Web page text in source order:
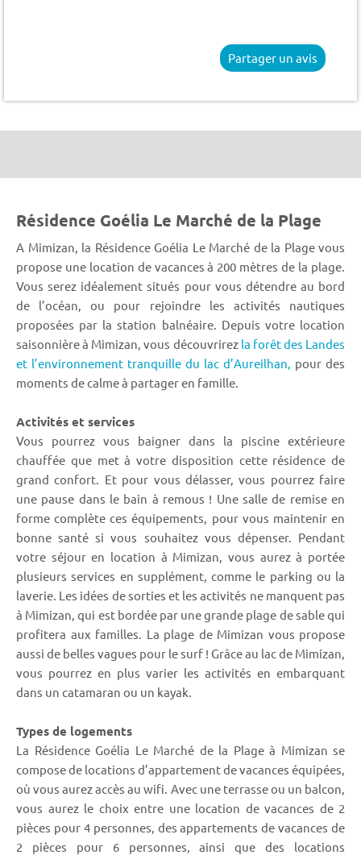
Partager un avis
Résidence Goélia Le Marché de la Plage
A Mimizan, la Résidence Goélia Le Marché de la Plage vous
propose une location de vacances à 200 mètres de la plage.
Vous serez idéalement situés pour vous détendre au bord
de l’océan, ou pour rejoindre les activités nautiques
proposées par la station balnéaire. Depuis votre location
saisonnière à Mimizan, vous découvrirez la forêt des Landes
et l’environnement tranquille du lac d’Aureilhan, pour des
moments de calme à partager en famille.
Activités et services
Vous pourrez vous baigner dans la piscine extérieure
chauffée que met à votre disposition cette résidence de
grand confort. Et pour vous délasser, vous pourrez faire
une pause dans le bain à remous ! Une salle de remise en
forme complète ces équipements, pour vous maintenir en
bonne santé si vous souhaitez vous dépenser. Pendant
votre séjour en location à Mimizan, vous aurez à portée
plusieurs services en supplément, comme le parking ou la
laverie. Les idées de sorties et les activités ne manquent pas
à Mimizan, qui est bordée par une grande plage de sable qui
profitera aux familles. La plage de Mimizan vous propose
aussi de belles vagues pour le surf ! Grâce au lac de Mimizan,
vous pourrez en plus varier les activités en embarquant
dans un catamaran ou un kayak.
Types de logements
La Résidence Goélia Le Marché de la Plage à Mimizan se
compose de locations d’appartement de vacances équipées,
où vous aurez accès au wifi. Avec une terrasse ou un balcon,
vous aurez le choix entre une location de vacances de 2
pièces pour 4 personnes, des appartements de vacances de
2 pièces pour 6 personnes, ainsi que des locations